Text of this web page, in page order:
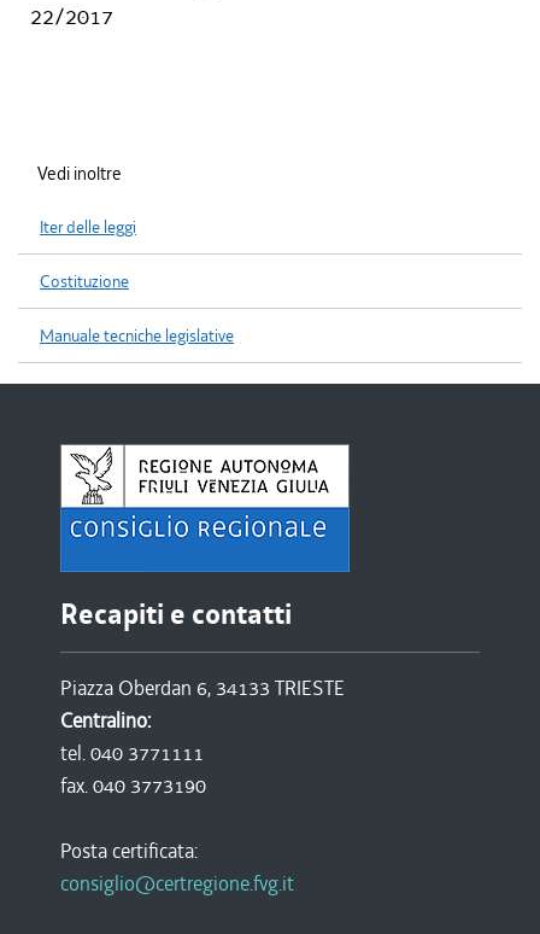
22/2017
Vedi inoltre
Iter delle leggi
Costituzione
Manuale tecniche legislative
Recapiti e contatti
Piazza Oberdan 6, 34133 TRIESTE
Centralino:
tel. 040 3771111
fax. 040 3773190
Posta certificata:
consiglio@certregione.fvg.it